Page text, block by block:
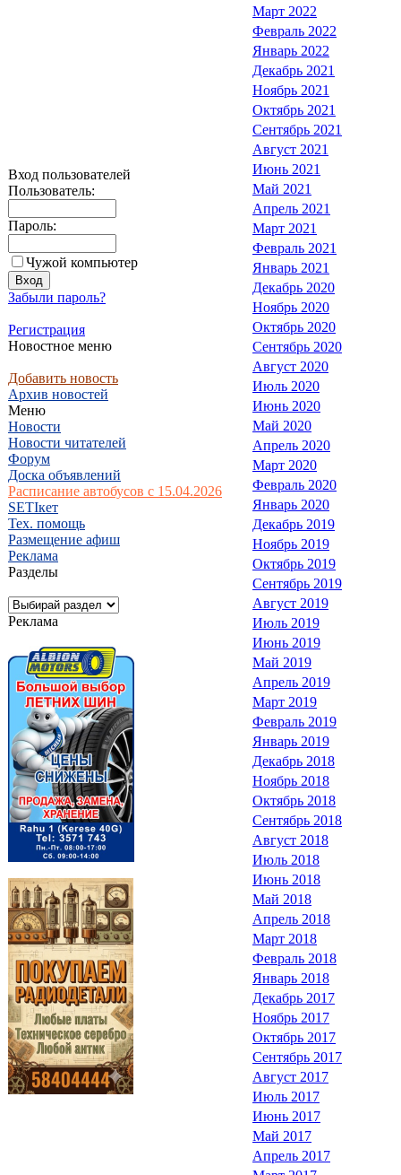
Вход пользователей
Пользователь:
Пароль:
Чужой компьютер
Забыли пароль?
Регистрация
Новостное меню
Добавить новость
Архив новостей
Меню
Новости
Новости читателей
Форум
Доска объявлений
Расписание автобусов с 15.04.2026
SETIкет
Тех. помощь
Размещение афиш
Реклама
Разделы
Реклама
Март 2022
Февраль 2022
Январь 2022
Декабрь 2021
Ноябрь 2021
Октябрь 2021
Сентябрь 2021
Август 2021
Июнь 2021
Май 2021
Апрель 2021
Март 2021
Февраль 2021
Январь 2021
Декабрь 2020
Ноябрь 2020
Октябрь 2020
Сентябрь 2020
Август 2020
Июль 2020
Июнь 2020
Май 2020
Апрель 2020
Март 2020
Февраль 2020
Январь 2020
Декабрь 2019
Ноябрь 2019
Октябрь 2019
Сентябрь 2019
Август 2019
Июль 2019
Июнь 2019
Май 2019
Апрель 2019
Март 2019
Февраль 2019
Январь 2019
Декабрь 2018
Ноябрь 2018
Октябрь 2018
Сентябрь 2018
Август 2018
Июль 2018
Июнь 2018
Май 2018
Апрель 2018
Март 2018
Февраль 2018
Январь 2018
Декабрь 2017
Ноябрь 2017
Октябрь 2017
Сентябрь 2017
Август 2017
Июль 2017
Июнь 2017
Май 2017
Апрель 2017